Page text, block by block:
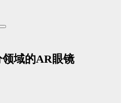
域的AR眼镜